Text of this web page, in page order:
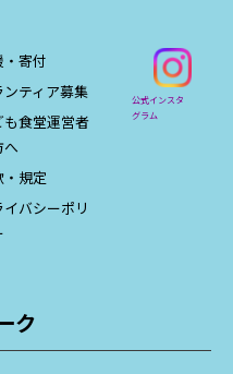
・寄付
ンティア募集
も食堂運営者
へ
・規定
イバシーポリ
公式インスタ
グラム
ク